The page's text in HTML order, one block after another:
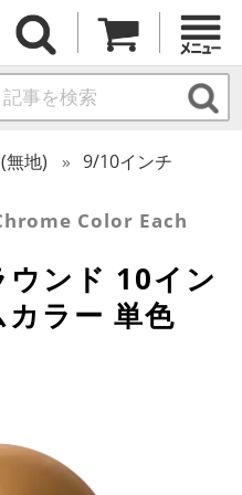
無地)
9/10インチ
Color Each
ウンド 10イン
ラー 単色